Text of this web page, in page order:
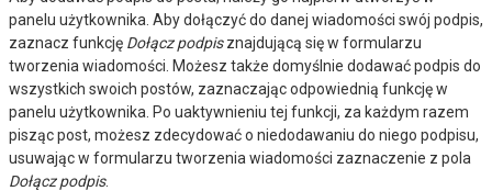
panelu użytkownika. Aby dołączyć do danej wiadomości swój podpis,
zaznacz funkcję Dołącz podpisznajdującą się w formularzu
tworzenia wiadomości. Możesz także domyślnie dodawać podpis do
wszystkich swoich postów, zaznaczając odpowiednią funkcję w
panelu użytkownika. Po uaktywnieniu tej funkcji, za każdym razem
pisząc post, możesz zdecydować o niedodawaniu do niego podpisu,
usuwając w formularzu tworzenia wiadomości zaznaczenie z pola
Dołącz podpis.